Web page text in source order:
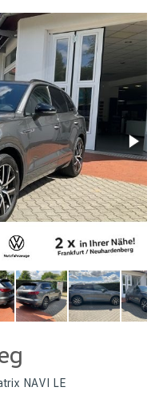
NAVI LE